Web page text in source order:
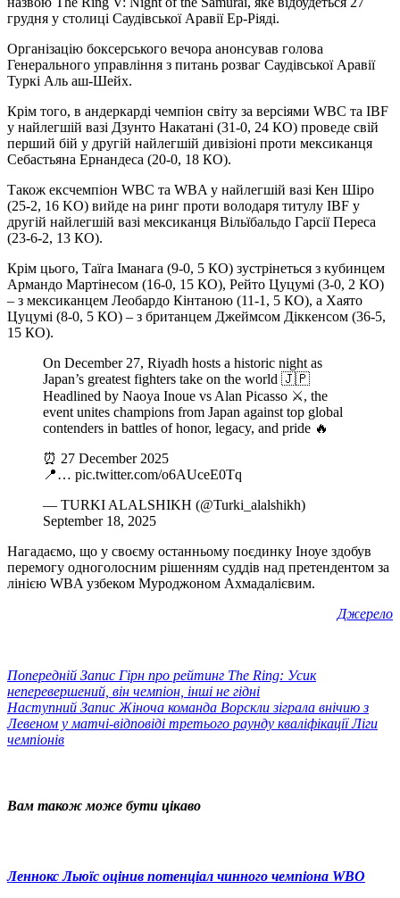
грудня у столиці Саудівської Аравії Ер-Ріяді.
Організацію боксерського вечора анонсував голова
Генерального управління з питань розваг Саудівської Аравії
Туркі Аль аш-Шейх.
Крім того, в андеркарді чемпіон світу за версіями WBC та IBF
у найлегшій вазі Дзунто Накатані (31-0, 24 КО) проведе свій
перший бій у другій найлегшій дивізіоні проти мексиканця
Себастьяна Ернандеса (20-0, 18 КО).
Також ексчемпіон WBC та WBA у найлегшій вазі Кен Шіро
(25-2, 16 KO) вийде на ринг проти володаря титулу IBF у
другій найлегшій вазі мексиканця Вільїбальдо Гарсії Переса
(23-6-2, 13 КО).
Крім цього, Таїга Іманага (9-0, 5 КО) зустрінеться з кубинцем
Армандо Мартінесом (16-0, 15 КО), Рейто Цуцумі (3-0, 2 КО)
– з мексиканцем Леобардо Кінтаною (11-1, 5 КО), а Хаято
Цуцумі (8-0, 5 КО) – з британцем Джеймсом Діккенсом (36-5,
15 КО).
On December 27, Riyadh hosts a historic night as
Japan’s greatest fighters take on the world 🇯🇵
Headlined by Naoya Inoue vs Alan Picasso ⚔️, the
event unites champions from Japan against top global
contenders in battles of honor, legacy, and pride 🔥
⏰ 27 December 2025
📍… pic.twitter.com/o6AUceE0Tq
— TURKI ALALSHIKH (@Turki_alalshikh)
September 18, 2025
Нагадаємо, що у своєму останньому поєдинку Іноуе здобув
перемогу одноголосним рішенням суддів над претендентом за
лінією WBA узбеком Муроджоном Ахмадалієвим.
Джерело
Попередній Запис Гірн про рейтинг The Ring: Усик
неперевершений, він чемпіон, інші не гідні
Наступний Запис Жіноча команда Ворскли зіграла внічию з
Левеном у матчі-відповіді третього раунду кваліфікації Ліги
чемпіонів
Вам також може бути цікаво
Леннокс Льюїс оцінив потенціал чинного чемпіона WBO